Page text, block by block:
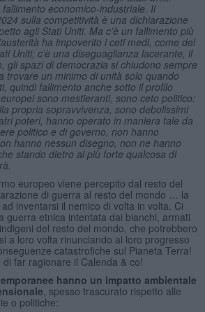
fallimento economico-industriale. Il
sulla competitività è una dichiarazione
agli Stati Uniti. Ma c’è un fallimento più
ha impoverito i ceti medi, come del
Uniti; c’è una diseguaglianza lacerante, il
gli spazi di democrazia si chiudono sempre
trovare un minimo di unità solo quando
quindi fallimento anche sotto il profilo
sono mestieranti, sono ceto politico:
propria sopravvivenza, sono debolissimi
poteri, hanno operato in maniera tale da
politico e di governo, non hanno
hanno nessun disegno, non ne hanno
stando dietro al più forte qualcosa di
europeo viene percepito dal resto del
di guerra al resto del mondo … la
inventarsi il nemico di volta in volta. Ci
guerra etnica intentata dai bianchi, armati
del resto del mondo, che potrebbero
a loro volta rinunciando al loro progresso
catastrofiche sul Pianeta Terra!
far ragionare il Calenda & co!
hanno un impatto ambientale
, spesso trascurato rispetto alle
o politiche: